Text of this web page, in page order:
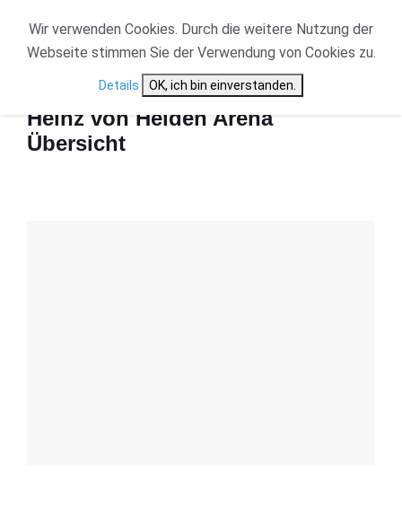
Heinz von Heiden Arena Übersicht
Heinz von Heiden Arena
Übersicht
Wir verwenden Cookies. Durch die weitere Nutzung der
Webseite stimmen Sie der Verwendung von Cookies zu.
Details OK, ich bin einverstanden.